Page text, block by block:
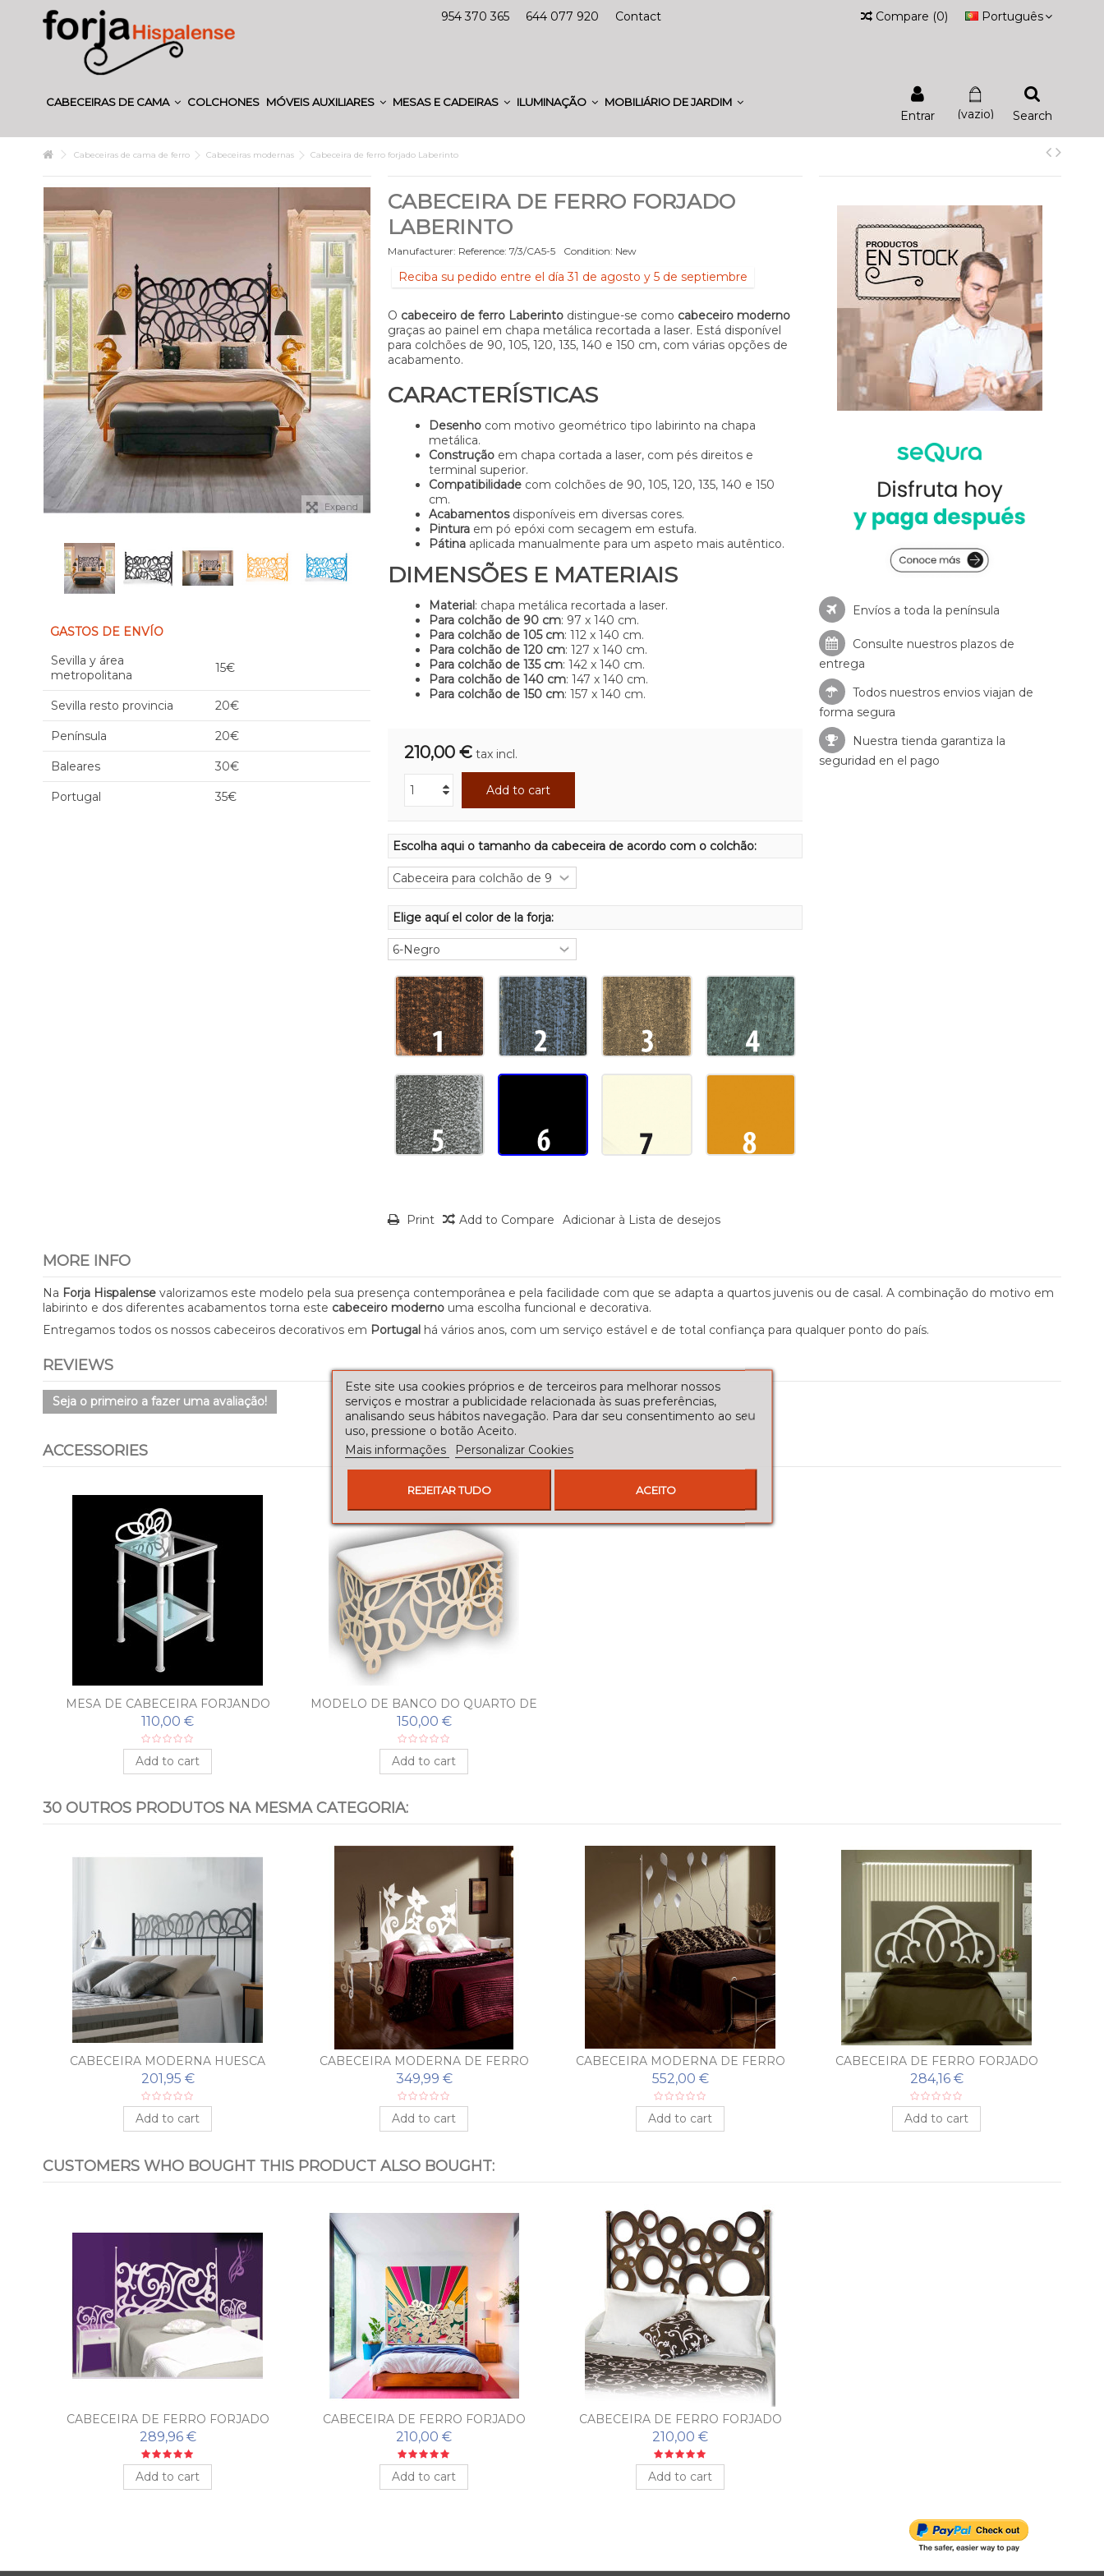
954 370 365 644 077 920 Contact Português
Compare (0)
CABECEIRAS DE CAMA COLCHONES MÓVEIS AUXILIARES MESAS E CADEIRAS ILUMINAÇÃO MOBILIÁRIO DE JARDIM
Search
(vazio)
Entrar
Cabeceiras de cama de ferro Cabeceiras modernas Cabeceira de ferro forjado Laberinto
Expand
GASTOS DE ENVÍO
Sevilla y área
metropolitana
15€
Sevilla resto provincia 20€
Península 20€
Baleares 30€
Portugal 35€
CABECEIRA DE FERRO FORJADO
LABERINTO
Manufacturer: Reference: 7/3/CA5-5 Condition: New
Reciba su pedido entre el día 31 de agosto y 5 de septiembre
O cabeceiro de ferro Laberintodistingue-se como cabeceiro moderno
graças ao painel em chapa metálica recortada a laser. Está disponível
para colchões de 90, 105, 120, 135, 140 e 150 cm, com várias opções de
acabamento.
CARACTERÍSTICAS
Desenhocom motivo geométrico tipo labirinto na chapa
metálica.
Construçãoem chapa cortada a laser, com pés direitos e
terminal superior.
Compatibilidadecom colchões de 90, 105, 120, 135, 140 e 150
cm.
Acabamentosdisponíveis em diversas cores.
Pinturaem pó epóxi com secagem em estufa.
Pátinaaplicada manualmente para um aspeto mais autêntico.
DIMENSÕES E MATERIAIS
Material: chapa metálica recortada a laser.
Para colchão de 90 cm: 97 x 140 cm.
Para colchão de 105 cm: 112 x 140 cm.
Para colchão de 120 cm: 127 x 140 cm.
Para colchão de 135 cm: 142 x 140 cm.
Para colchão de 140 cm: 147 x 140 cm.
Para colchão de 150 cm: 157 x 140 cm.
210,00 € tax incl.
Add to cart
Escolha aqui o tamanho da cabeceira de acordo com o colchão:
Elige aquí el color de la forja:
Print Add to Compare Adicionar à Lista de desejos
Envíos a toda la península
Consulte nuestros plazos de
entrega
Todos nuestros envios viajan de
forma segura
Nuestra tienda garantiza la
seguridad en el pago
MORE INFO
Na Forja Hispalense valorizamos este modelo pela sua presença contemporânea e pela facilidade com que se adapta a quartos juvenis ou de casal. A combinação do motivo em
labirinto e dos diferentes acabamentos torna este cabeceiro moderno uma escolha funcional e decorativa.
Entregamos todos os nossos cabeceiros decorativos em Portugal há vários anos, com um serviço estável e de total confiança para qualquer ponto do país.
REVIEWS
Seja o primeiro a fazer uma avaliação!
ACCESSORIES
MESA DE CABECEIRA FORJANDO
LABERINTO
110,00 €
Add to cart
MODELO DE BANCO DO QUARTO DE
FERRO FORJADO MODERNO
LABERINTO
150,00 €
Add to cart
30 OUTROS PRODUTOS NA MESMA CATEGORIA:
CABECEIRA MODERNA HUESCA
201,95 €
Add to cart
CABECEIRA MODERNA DE FERRO
FORJADO BEGOÑA
349,99 €
Add to cart
CABECEIRA MODERNA DE FERRO
FORJADO ALEJANDRA
552,00 €
Add to cart
CABECEIRA DE FERRO FORJADO
GUADALAJARA
284,16 €
Add to cart
CUSTOMERS WHO BOUGHT THIS PRODUCT ALSO BOUGHT:
CABECEIRA DE FERRO FORJADO
MÉRIDA
289,96 €
Add to cart
CABECEIRA DE FERRO FORJADO
JARDÍN
210,00 €
Add to cart
CABECEIRA DE FERRO FORJADO
CÍRCULOS
210,00 €
Add to cart
Este site usa cookies próprios e de terceiros para melhorar nossos
serviços e mostrar a publicidade relacionada às suas preferências,
analisando seus hábitos navegação. Para dar seu consentimento ao seu
uso, pressione o botão Aceito.
Mais informações
Personalizar Cookies
REJEITAR TUDO ACEITO